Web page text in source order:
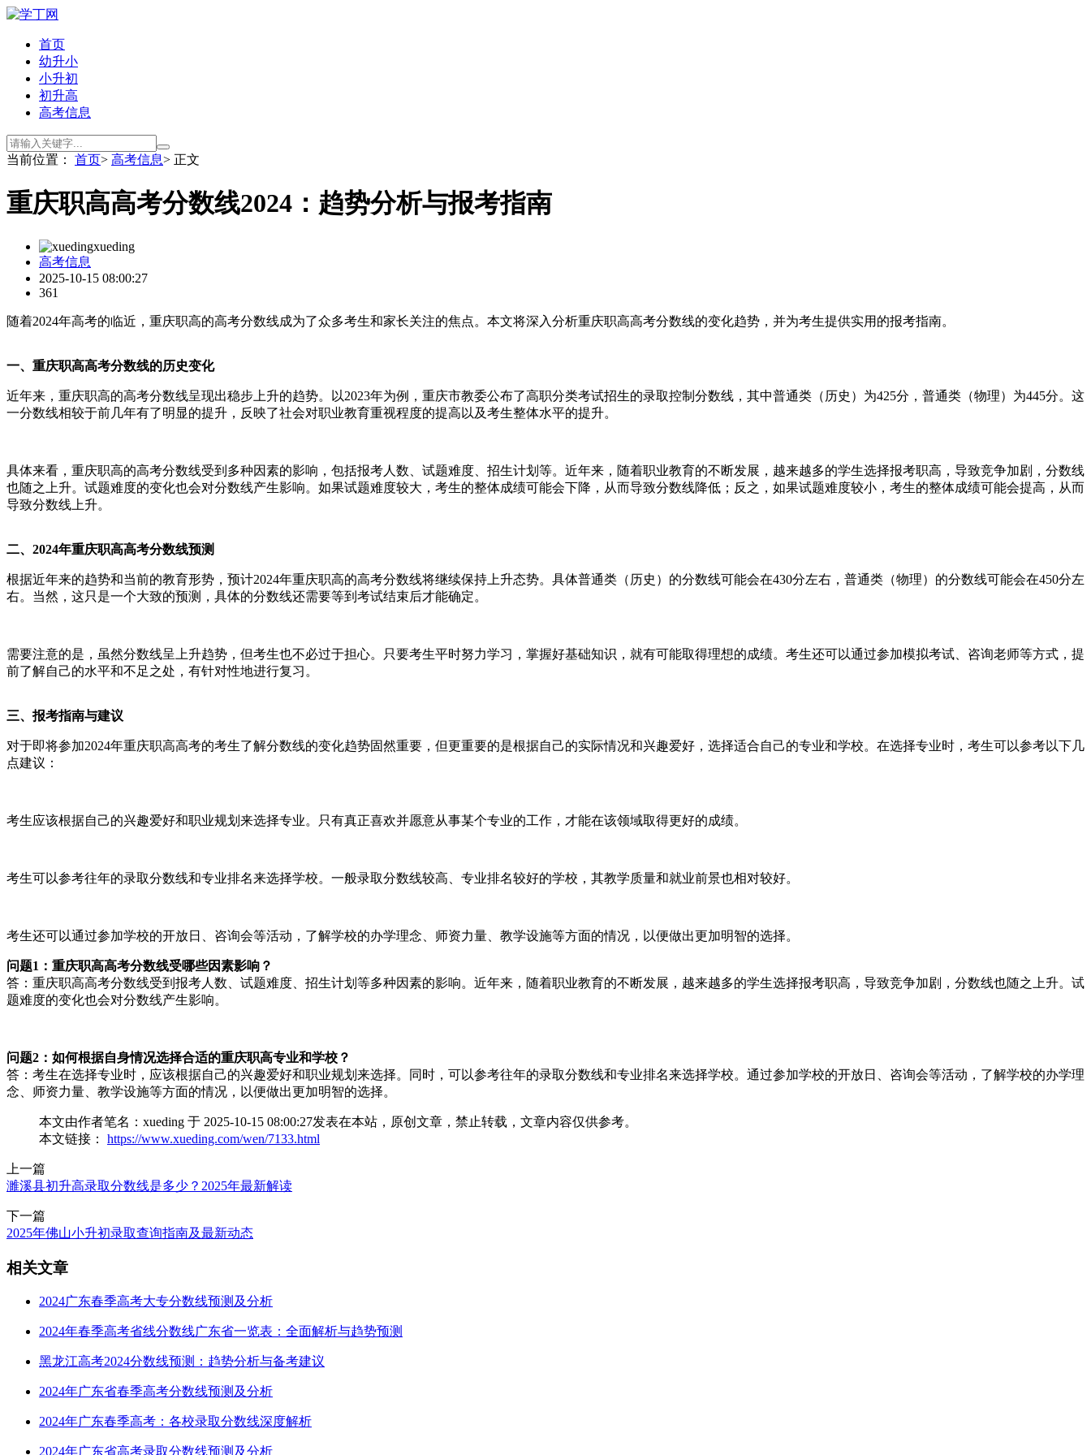
首页
幼升小
小升初
初升高
高考信息
当前位置： 首页> 高考信息> 正文
重庆职高高考分数线2024：趋势分析与报考指南
xueding
高考信息
2025-10-15 08:00:27
361
随着2024年高考的临近，重庆职高的高考分数线成为了众多考生和家长关注的焦点。本文将深入分析重庆职高高考分数线的变化趋势，并为考生提供实用的报考指南。
一、重庆职高高考分数线的历史变化
近年来，重庆职高的高考分数线呈现出稳步上升的趋势。以2023年为例，重庆市教委公布了高职分类考试招生的录取控制分数线，其中普通类（历史）为425分，普通类（物理）为445分。这
一分数线相较于前几年有了明显的提升，反映了社会对职业教育重视程度的提高以及考生整体水平的提升。
具体来看，重庆职高的高考分数线受到多种因素的影响，包括报考人数、试题难度、招生计划等。近年来，随着职业教育的不断发展，越来越多的学生选择报考职高，导致竞争加剧，分数线
也随之上升。试题难度的变化也会对分数线产生影响。如果试题难度较大，考生的整体成绩可能会下降，从而导致分数线降低；反之，如果试题难度较小，考生的整体成绩可能会提高，从而
导致分数线上升。
二、2024年重庆职高高考分数线预测
根据近年来的趋势和当前的教育形势，预计2024年重庆职高的高考分数线将继续保持上升态势。具体普通类（历史）的分数线可能会在430分左右，普通类（物理）的分数线可能会在450分左
右。当然，这只是一个大致的预测，具体的分数线还需要等到考试结束后才能确定。
需要注意的是，虽然分数线呈上升趋势，但考生也不必过于担心。只要考生平时努力学习，掌握好基础知识，就有可能取得理想的成绩。考生还可以通过参加模拟考试、咨询老师等方式，提
前了解自己的水平和不足之处，有针对性地进行复习。
三、报考指南与建议
对于即将参加2024年重庆职高高考的考生了解分数线的变化趋势固然重要，但更重要的是根据自己的实际情况和兴趣爱好，选择适合自己的专业和学校。在选择专业时，考生可以参考以下几
点建议：
考生应该根据自己的兴趣爱好和职业规划来选择专业。只有真正喜欢并愿意从事某个专业的工作，才能在该领域取得更好的成绩。
考生可以参考往年的录取分数线和专业排名来选择学校。一般录取分数线较高、专业排名较好的学校，其教学质量和就业前景也相对较好。
考生还可以通过参加学校的开放日、咨询会等活动，了解学校的办学理念、师资力量、教学设施等方面的情况，以便做出更加明智的选择。
问题1：重庆职高高考分数线受哪些因素影响？
答：重庆职高高考分数线受到报考人数、试题难度、招生计划等多种因素的影响。近年来，随着职业教育的不断发展，越来越多的学生选择报考职高，导致竞争加剧，分数线也随之上升。试
题难度的变化也会对分数线产生影响。
问题2：如何根据自身情况选择合适的重庆职高专业和学校？
答：考生在选择专业时，应该根据自己的兴趣爱好和职业规划来选择。同时，可以参考往年的录取分数线和专业排名来选择学校。通过参加学校的开放日、咨询会等活动，了解学校的办学理
念、师资力量、教学设施等方面的情况，以便做出更加明智的选择。
本文由作者笔名：xueding 于 2025-10-15 08:00:27发表在本站，原创文章，禁止转载，文章内容仅供参考。
本文链接： https://www.xueding.com/wen/7133.html
上一篇
濉溪县初升高录取分数线是多少？2025年最新解读
下一篇
2025年佛山小升初录取查询指南及最新动态
相关文章
2024广东春季高考大专分数线预测及分析
2024年春季高考省线分数线广东省一览表：全面解析与趋势预测
黑龙江高考2024分数线预测：趋势分析与备考建议
2024年广东省春季高考分数线预测及分析
2024年广东春季高考：各校录取分数线深度解析
2024年广东省高考录取分数线预测及分析